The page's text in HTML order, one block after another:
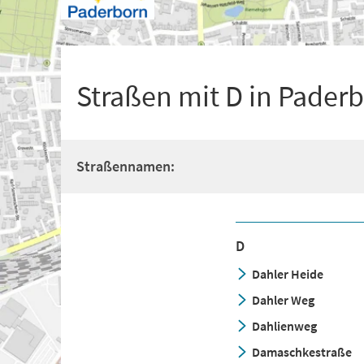
+
Straßen mit D in
Straßennamen:
D
Dahler Heide
Dahler Weg
Dahlienweg
Damaschkestraße